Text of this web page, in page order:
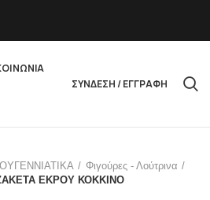
ΣΥΝΔΕΣΗ / ΕΓΓΡΑΦΗ
Φιγούρες - Λούτρινα
ΕΚΡΟΥ ΚΟΚΚΙΝΟ